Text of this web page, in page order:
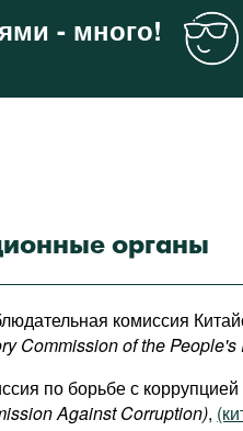
- много!
органы
комиссия
Commission of the
по борьбе с коррупцией
Against Corruption),